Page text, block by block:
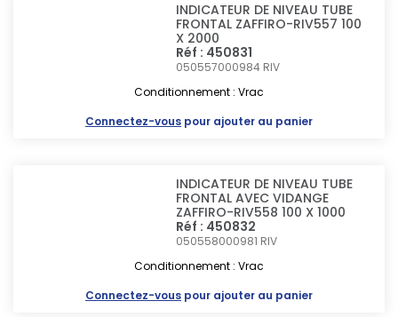
INDICATEUR DE NIVEAU TUBE
FRONTAL ZAFFIRO-RIV557 100
X 2000
Réf : 450831
050557000984 RIV
Conditionnement : Vrac
Connectez-vous pour ajouter au panier
INDICATEUR DE NIVEAU TUBE
FRONTAL AVEC VIDANGE
ZAFFIRO-RIV558 100 X 1000
Réf : 450832
050558000981 RIV
Conditionnement : Vrac
Connectez-vous pour ajouter au panier